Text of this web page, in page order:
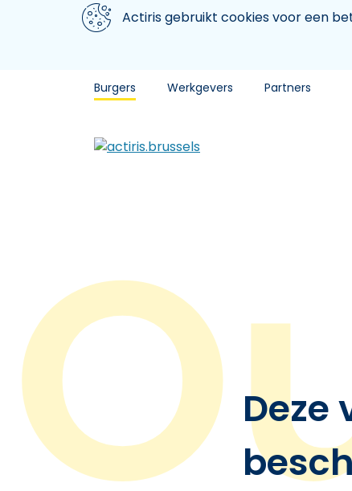
Aller au contenu principal
We gebruiken cookiesActiris gebruikt cookies voor een
Burgers Werkgevers Partners
Deze